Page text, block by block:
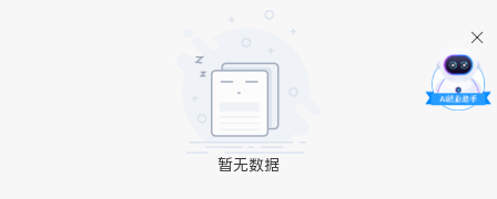
暂无数据